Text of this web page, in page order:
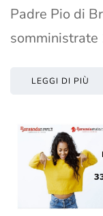
Padre Pio di
LEGGI DI PIÙ